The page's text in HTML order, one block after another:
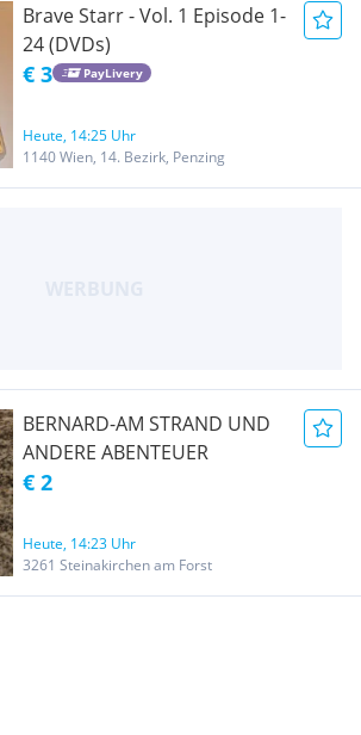
Brave Starr - Vol. 1 Episode 1-
24 (DVDs)
€ 3 PayLivery
Heute, 14:25 Uhr
1140 Wien, 14. Bezirk, Penzing
BERNARD-AM STRAND UND
ANDERE ABENTEUER
€ 2
Heute, 14:23 Uhr
3261 Steinakirchen am Forst